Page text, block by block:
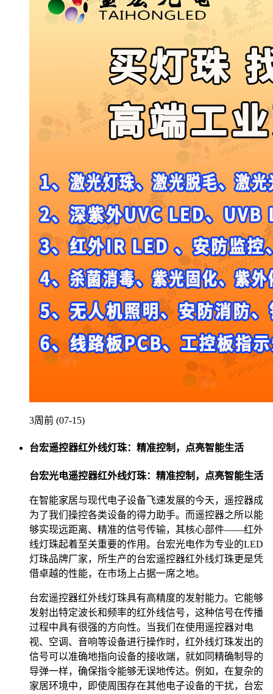
3周前 (07-15)
台宏遥控器红外线灯珠：精准控制，点亮智能生活
台宏光电遥控器红外线灯珠：精准控制，点亮智能生活
在智能家居与现代电子设备飞速发展的今天，遥控器成
为了我们操控各类设备的得力助手。而遥控器之所以能
够实现远距离、精准的信号传输，其核心部件——红外
线灯珠起着至关重要的作用。台宏光电作为专业的LED
灯珠品牌厂家，所生产的台宏遥控器红外线灯珠更是凭
借卓越的性能，在市场上占据一席之地。
台宏遥控器红外线灯珠具有高精度的发射能力。它能够
发射出特定波长和频率的红外线信号，这种信号在传播
过程中具有很强的方向性。当我们在使用遥控器对电
视、空调、音响等设备进行操作时，红外线灯珠发出的
信号可以准确地指向设备的接收端，就如同精确制导的
导弹一样，确保指令能够无误地传达。例如，在复杂的
家居环境中，即使周围存在其他电子设备的干扰，台宏